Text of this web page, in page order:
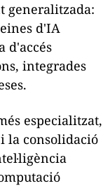
generalitzada:
d'IA
d'accés
integrades
especialitzat,
la consolidació